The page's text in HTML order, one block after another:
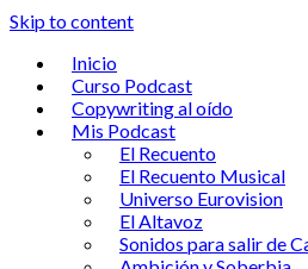
Skip to content
Inicio
Curso Podcast
Copywriting al oído
Mis Podcast
El Recuento
El Recuento Musical
Universo Eurovision
El Altavoz
Sonidos para salir de